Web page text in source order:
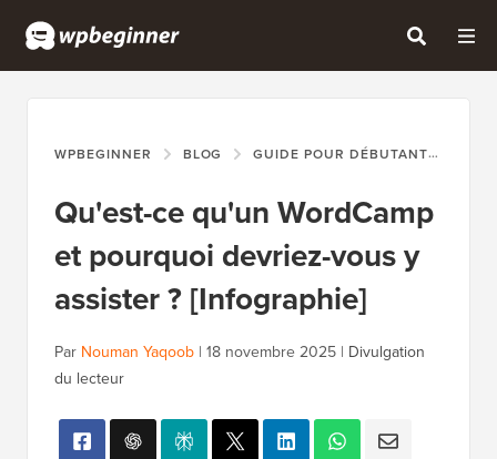
WPBEGINNER BLOG GUIDE POUR DÉBUTANTS
Qu'est-ce qu'un WordCamp
et pourquoi devriez-vous y
assister ? [Infographie]
Par Nouman Yaqoob | 18 novembre 2025 | Divulgation
du lecteur